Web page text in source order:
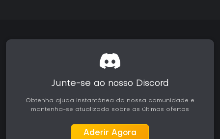
Junte-se ao nosso Discord
Obtenha ajuda instantânea da nossa comunidade e
mantenha-se atualizado sobre as últimas ofertas
Aderir Agora